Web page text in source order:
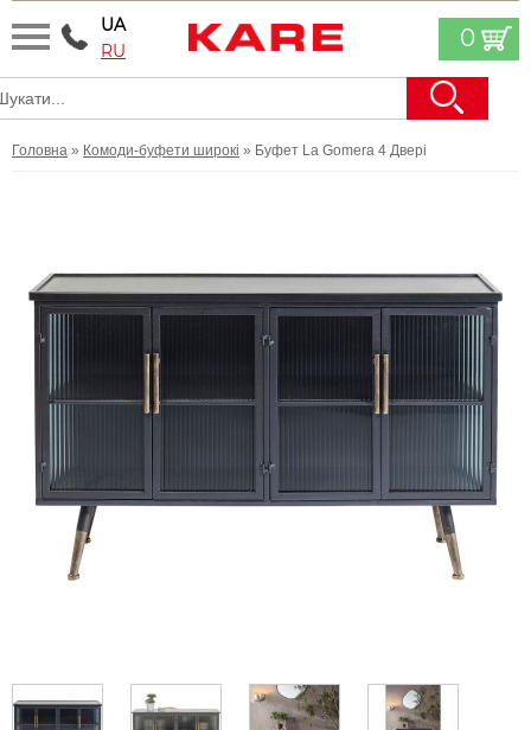
UA
RU
0
Головна » Комоди-буфети широкі » Буфет La Gomera 4 Двері